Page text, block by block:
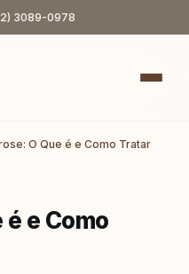
3089-0978
O Que é e Como Tratar
e Como